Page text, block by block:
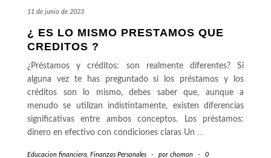
11 de junio de 2023
¿ ES LO MISMO PRESTAMOS QUE
CREDITOS ?
¿Préstamos y créditos: son realmente diferentes? Si
alguna vez te has preguntado si los préstamos y los
créditos son lo mismo, debes saber que, aunque a
menudo se utilizan indistintamente, existen diferencias
significativas entre ambos conceptos. Los préstamos:
dinero en efectivo con condiciones claras Un …
Educacion financiera Finanzas Personales - por chomon - 0